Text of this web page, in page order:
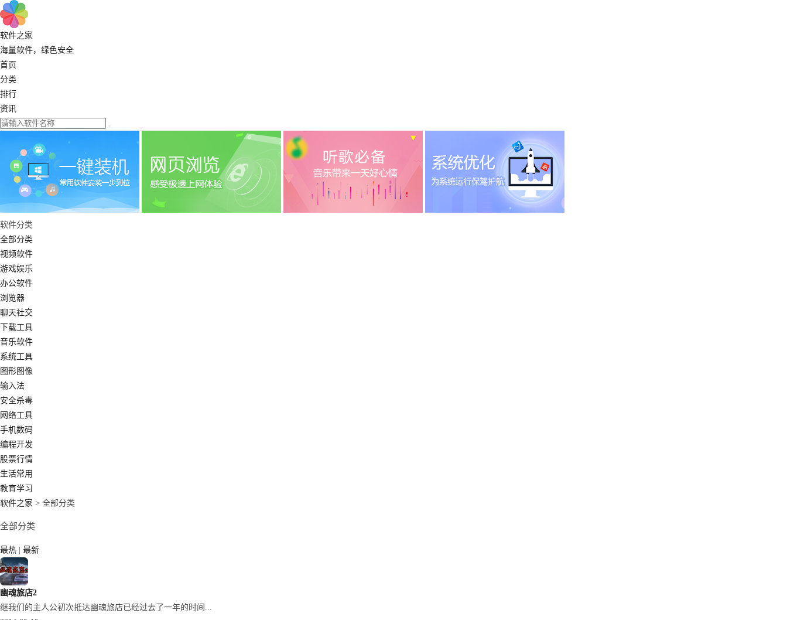
软件之家
海量软件，绿色安全
首页
分类
排行
资讯
软件分类
全部分类
视频软件
游戏娱乐
办公软件
浏览器
聊天社交
下载工具
音乐软件
系统工具
图形图像
输入法
安全杀毒
网络工具
手机数码
编程开发
股票行情
生活常用
教育学习
软件之家 > 全部分类
全部分类
最热 最新
幽魂旅店2
继我们的主人公初次抵达幽魂旅店已经过去了一年的时间...